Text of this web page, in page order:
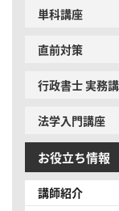
単科講座
直前対策
行政書士 実務
法学入門講座
お役立ち情報
講師紹介